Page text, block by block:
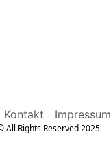
Kontakt Impressum
All Rights Reserved 2025